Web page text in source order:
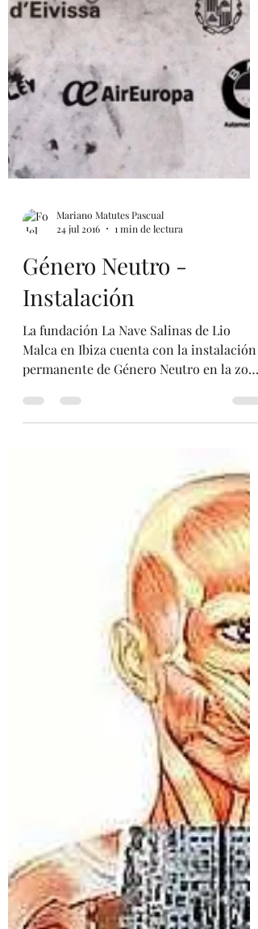
Mariano Matutes Pascual
24 jul 2016
1 min de lectura
Género Neutro -
Instalación
La fundación La Nave Salinas de Lio